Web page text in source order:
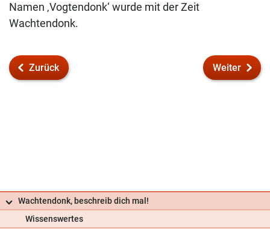
Namen ‚Vogtendonk‘ wurde mit der Zeit
Wachtendonk.
Zurück Weiter
Wachtendonk, beschreib dich mal!
Wissenswertes